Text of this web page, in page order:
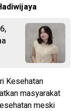
Kesehatan
masyarakat
meski